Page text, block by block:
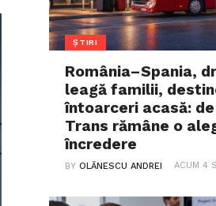
ȘTIRI
România–Spania,
leagă familii,
întoarceri acasă:
Trans rămâne o
încredere
BYOLĂNESCU ANDREI ACUM 4